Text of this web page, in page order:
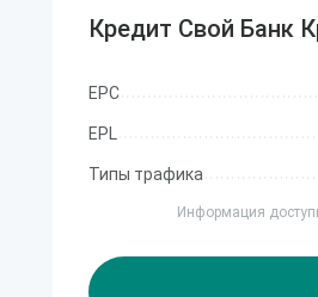
Кредит Свой Банк
EPC
EPL
Типы трафика
Информация